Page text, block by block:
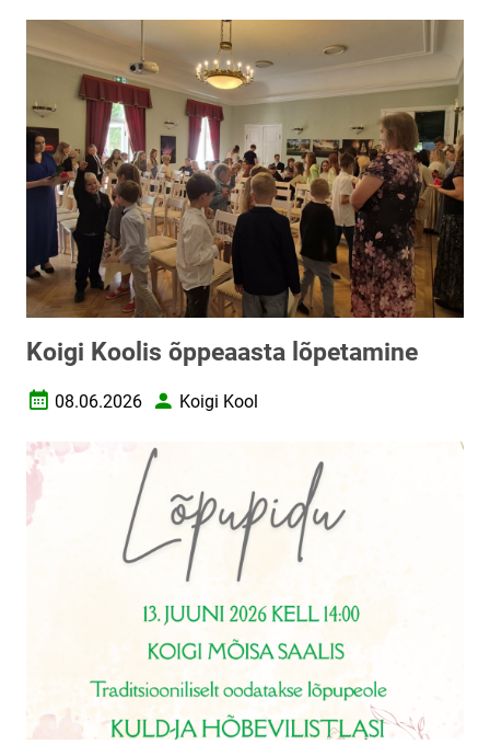
Koigi Koolis õppeaasta lõpetamine
Loomise kuupäev
08.06.2026 AutorKoigi Kool